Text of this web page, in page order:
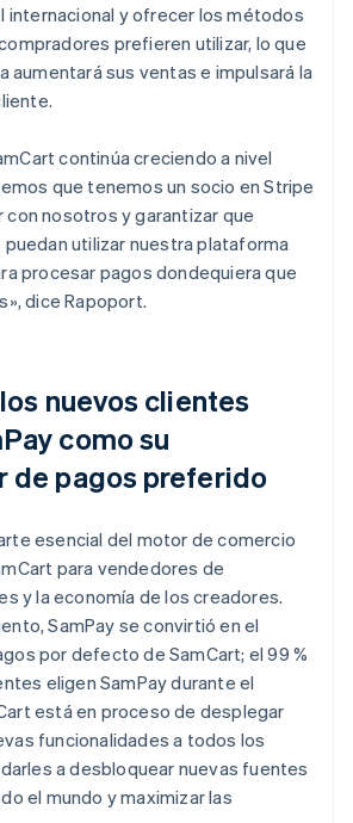
internacional y ofrecer los métodos
prefieren utilizar, lo que
aumentará sus ventas e impulsará la
continúa creciendo a nivel
que tenemos un socio en Stripe
nosotros y garantizar que
utilizar nuestra plataforma
procesar pagos dondequiera que
dice Rapoport.
nuevos clientes
como su
de pagos preferido
esencial del motor de comercio
para vendedores de
y la economía de los creadores.
SamPay se convirtió en el
por defecto de SamCart; el 99 %
eligen SamPay durante el
está en proceso de desplegar
funcionalidades a todos los
a desbloquear nuevas fuentes
el mundo y maximizar las